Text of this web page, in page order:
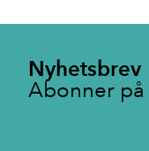
Nyhetsbrev
Abonner